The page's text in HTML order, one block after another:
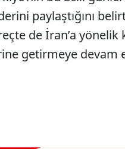
paylaştığını
de İran’a
getirmeye devam